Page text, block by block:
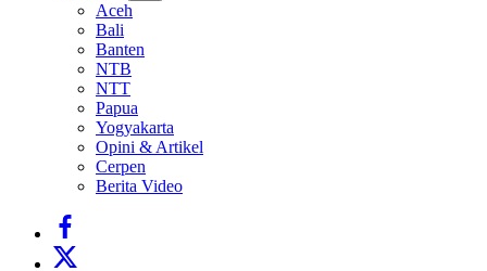
Aceh
Bali
Banten
NTB
NTT
Papua
Yogyakarta
Opini & Artikel
Cerpen
Berita Video
https://www.facebook.com/
https://twitter.com/